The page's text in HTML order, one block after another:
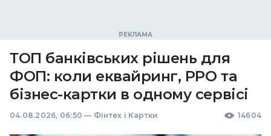
ТОП банківських рішень для
ФОП: коли еквайринг, РРО та
бізнес-картки в одному сервісі
04.08.2026, 06:50 — Фінтех і Картки 14604